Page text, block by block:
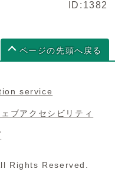
ID:1382
ページの先頭へ戻る
service
ェブアクセシビリティ
Rights Reserved.